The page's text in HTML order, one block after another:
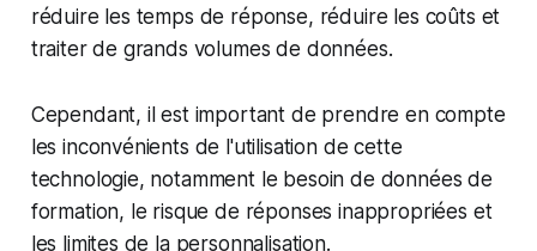
réduire les temps de réponse, réduire les coûts et
traiter de grands volumes de données.
Cependant, il est important de prendre en compte
les inconvénients de l'utilisation de cette
technologie, notamment le besoin de données de
formation, le risque de réponses inappropriées et
les limites de la personnalisation.